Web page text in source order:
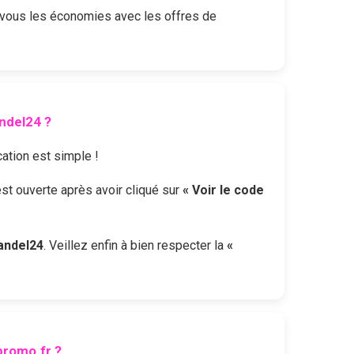
les économies avec les offres de
?
est simple !
ouverte après avoir cliqué sur « Voir le code
. Veillez enfin à bien respecter la «